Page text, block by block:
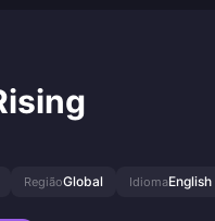
RegiãoGlobal IdiomaEnglish